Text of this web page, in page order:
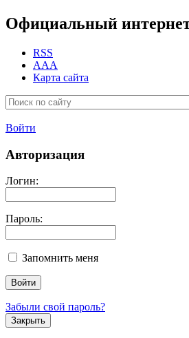
Официальный
RSS
AAA
Карта сайта
Войти
Авторизация
Логин:
Пароль:
Запомнить меня
Забыли свой пароль?
Закрыть